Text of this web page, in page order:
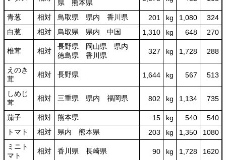
県 熊本県
青葱 相対 鳥取県 県内 香川県 201 kg 1,080
324
白葱
相対 鳥取県 県内 中国 1,310 kg 648 270
椎茸 相対
長野県 岡山県 県内
徳島県 香川県
327 kg 1,728 288
えのき
茸
相対 長野県 1,644 kg 567 513
しめじ
茸
相対 三重県 県内 福岡県 802 kg 1,134 735
茄子 相対 熊本県 15 kg 540
540
トマト
相対 県内 熊本県 203 kg 1,350
1080
ミニト
マト
相対 香川県 長崎県 90 kg 1,728 1620